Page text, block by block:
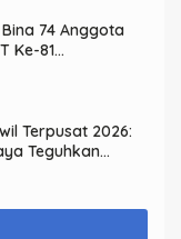
74 Anggota
Ke-81
Terpusat 2026:
Teguhkan